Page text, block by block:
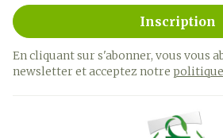
Inscription
En cliquant sur s'abonner, vous vous
newsletter et acceptez notre